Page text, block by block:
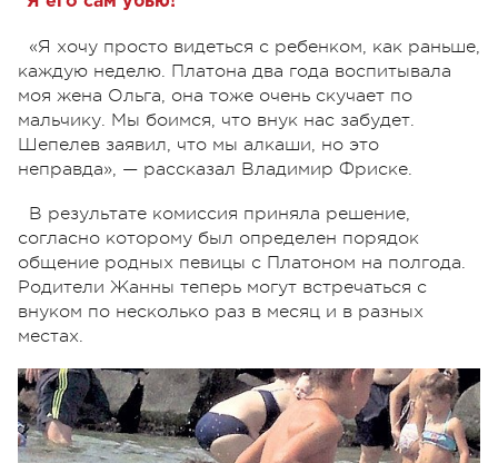
«Я хочу просто видеться с ребенком, как раньше,
каждую неделю. Платона два года воспитывала
моя жена Ольга, она тоже очень скучает по
мальчику. Мы боимся, что внук нас забудет.
Шепелев заявил, что мы алкаши, но это
неправда», — рассказал Владимир Фриске.
В результате комиссия приняла решение,
согласно которому был определен порядок
общение родных певицы с Платоном на полгода.
Родители Жанны теперь могут встречаться с
внуком по несколько раз в месяц и в разных
местах.